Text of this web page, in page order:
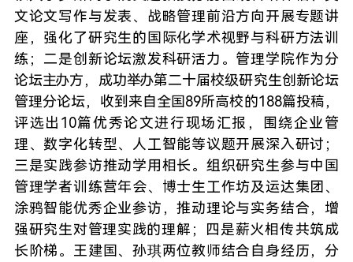
文论文写作与发表、战略管理前沿方向开展专题讲
座，强化了研究生的国际化学术视野与科研方法训
练；二是创新论坛激发科研活力。管理学院作为分
论坛主办方，成功举办第二十届校级研究生创新论坛
管理分论坛，收到来自全国89所高校的188篇投稿，
评选出10篇优秀论文进行现场汇报，围绕企业管
理、数字化转型、人工智能等议题开展深入研讨；
三是实践参访推动学用相长。组织研究生参与中国
管理学者训练营年会、博士生工作坊及运达集团、
涂鸦智能优秀企业参访，推动理论与实务结合，增
强研究生对管理实践的理解；四是薪火相传共筑成
长阶梯。王建国、孙琪两位教师结合自身经历，分